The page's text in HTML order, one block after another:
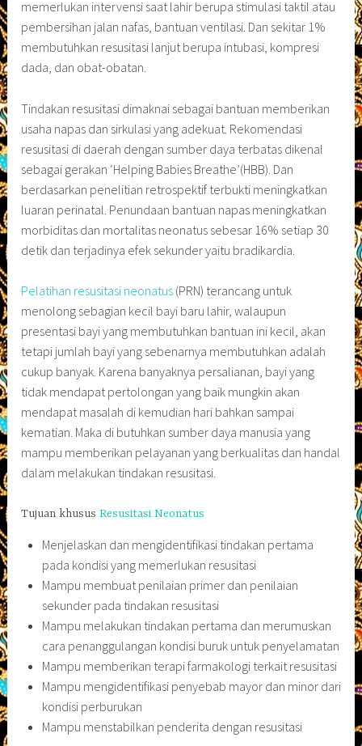
memerlukan intervensi saat lahir berupa stimulasi taktil atau
pembersihan jalan nafas, bantuan ventilasi. Dan sekitar 1%
membutuhkan resusitasi lanjut berupa intubasi, kompresi
dada, dan obat-obatan.
Tindakan resusitasi dimaknai sebagai bantuan memberikan
usaha napas dan sirkulasi yang adekuat. Rekomendasi
resusitasi di daerah dengan sumber daya terbatas dikenal
sebagai gerakan ‘Helping Babies Breathe’(HBB). Dan
berdasarkan penelitian retrospektif terbukti meningkatkan
luaran perinatal. Penundaan bantuan napas meningkatkan
morbiditas dan mortalitas neonatus sebesar 16% setiap 30
detik dan terjadinya efek sekunder yaitu bradikardia.
Pelatihan resusitasi neonatus (PRN) terancang untuk
menolong sebagian kecil bayi baru lahir, walaupun
presentasi bayi yang membutuhkan bantuan ini kecil, akan
tetapi jumlah bayi yang sebenarnya membutuhkan adalah
cukup banyak. Karena banyaknya persalianan, bayi yang
tidak mendapat pertolongan yang baik mungkin akan
mendapat masalah di kemudian hari bahkan sampai
kematian. Maka di butuhkan sumber daya manusia yang
mampu memberikan pelayanan yang berkualitas dan handal
dalam melakukan tindakan resusitasi.
Tujuan khususResusitasi Neonatus
Menjelaskan dan mengidentifikasi tindakan pertama
pada kondisi yang memerlukan resusitasi
Mampu membuat penilaian primer dan penilaian
sekunder pada tindakan resusitasi
Mampu melakukan tindakan pertama dan merumuskan
cara penanggulangan kondisi buruk untuk penyelamatan
Mampu memberikan terapi farmakologi terkait resusitasi
Mampu mengidentifikasi penyebab mayor dan minor dari
kondisi perburukan
Mampu menstabilkan penderita dengan resusitasi